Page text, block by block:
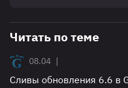
Читать по теме
08.04 |
Сливы обновления 6.6 в